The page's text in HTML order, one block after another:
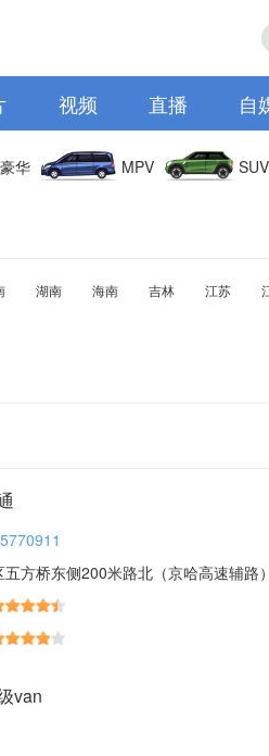
视频 直播 自
豪华 MPV SUV
湖南 海南 吉林 江苏
方桥东侧200米路北（京哈高速辅路）
van